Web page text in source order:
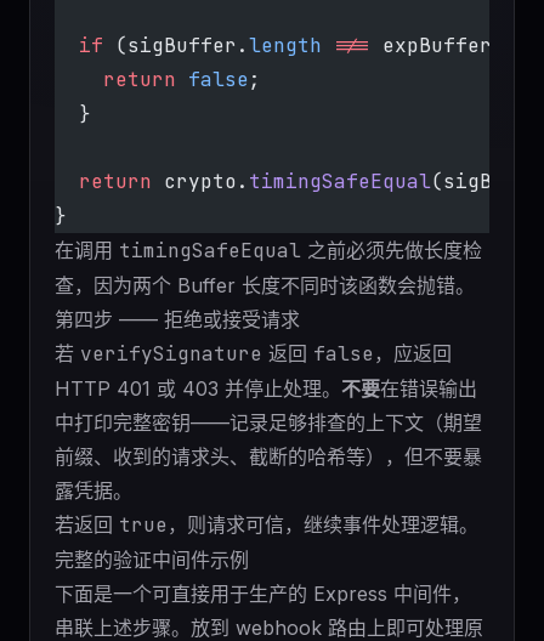
  if
(sigBuffer.length !== expBuffer.
    return
false;
  }
  return
crypto. timingSafeEqual
}
在调用 timingSafeEqual 之前必须先做长度检
查，因为两个 Buffer 长度不同时该函数会抛错。
第四步 —— 拒绝或接受请求
若 verifySignature 返回 false ，应返回
HTTP 401 或 403 并停止处理。 不要在错误输出
中打印完整密钥——记录足够排查的上下文（期望
前缀、收到的请求头、截断的哈希等），但不要暴
露凭据。
若返回 true ，则请求可信，继续事件处理逻辑。
完整的验证中间件示例
下面是一个可直接用于生产的 Express 中间件，
串联上述步骤。放到 webhook 路由上即可处理原